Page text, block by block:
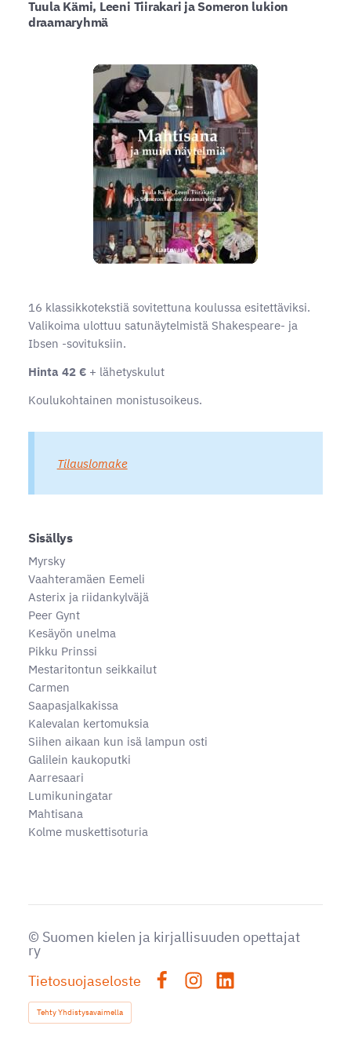
Tuula Kämi, Leeni Tiirakari ja Someron lukion
draamaryhmä
16 klassikkotekstiä sovitettuna koulussa esitettäviksi.
Valikoima ulottuu satunäytelmistä Shakespeare- ja
Ibsen -sovituksiin.
Hinta 42 €+ lähetyskulut
Koulukohtainen monistusoikeus.
Tilauslomake
Sisällys
Myrsky
Vaahteramäen Eemeli
Asterix ja riidankylväjä
Peer Gynt
Kesäyön unelma
Pikku Prinssi
Mestaritontun seikkailut
Carmen
Saapasjalkakissa
Kalevalan kertomuksia
Siihen aikaan kun isä lampun osti
Galilein kaukoputki
Aarresaari
Lumikuningatar
Mahtisana
Kolme muskettisoturia
© Suomen kielen ja kirjallisuuden opettajat
ry
Tietosuojaseloste
Tehty Yhdistysavaimella